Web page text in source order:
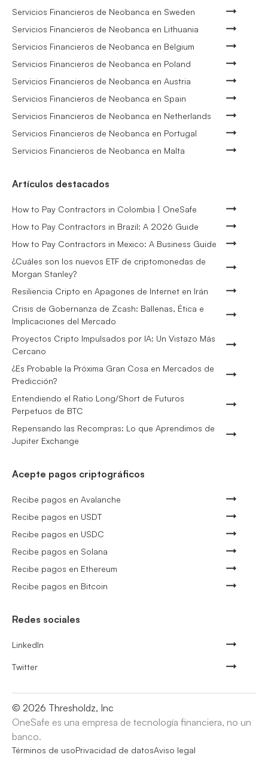
Servicios Financieros de Neobanca en Sweden
Servicios Financieros de Neobanca en Lithuania
Servicios Financieros de Neobanca en Belgium
Servicios Financieros de Neobanca en Poland
Servicios Financieros de Neobanca en Austria
Servicios Financieros de Neobanca en Spain
Servicios Financieros de Neobanca en Netherlands
Servicios Financieros de Neobanca en Portugal
Servicios Financieros de Neobanca en Malta
Artículos destacados
How to Pay Contractors in Colombia | OneSafe
How to Pay Contractors in Brazil: A 2026 Guide
How to Pay Contractors in Mexico: A Business Guide
¿Cuáles son los nuevos ETF de criptomonedas de
Morgan Stanley?
Resiliencia Cripto en Apagones de Internet en Irán
Crisis de Gobernanza de Zcash: Ballenas, Ética e
Implicaciones del Mercado
Proyectos Cripto Impulsados por IA: Un Vistazo Más
Cercano
¿Es Probable la Próxima Gran Cosa en Mercados de
Predicción?
Entendiendo el Ratio Long/Short de Futuros
Perpetuos de BTC
Repensando las Recompras: Lo que Aprendimos de
Jupiter Exchange
Acepte pagos criptográficos
Recibe pagos en Avalanche
Recibe pagos en USDT
Recibe pagos en USDC
Recibe pagos en Solana
Recibe pagos en Ethereum
Recibe pagos en Bitcoin
Redes sociales
LinkedIn
Twitter
© 2026 Thresholdz, Inc
OneSafe es una empresa de tecnología financiera, no un
banco.
Términos de usoPrivacidad de datosAviso legal